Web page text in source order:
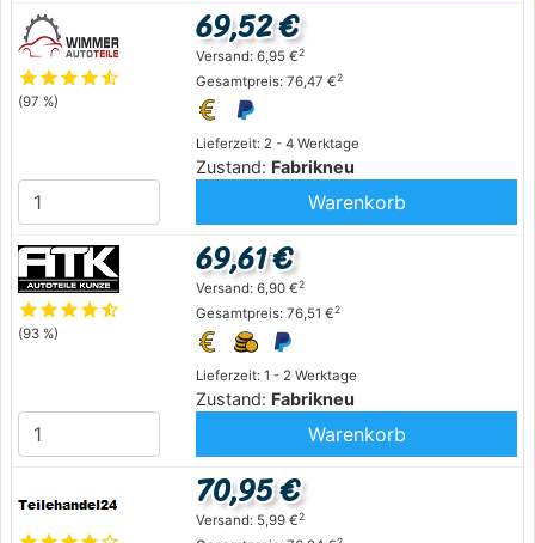
starstarstarstarstar_half
(97 %)
Lieferzeit: 2 - 4 Werktage
Zustand: Fabrikneu
69,52 €
Versand: 6,95 €2
Gesamtpreis: 76,47 €2
Warenkorb
starstarstarstarstar_half
(93 %)
Lieferzeit: 1 - 2 Werktage
Zustand: Fabrikneu
69,61 €
Versand: 6,90 €2
Gesamtpreis: 76,51 €2
Warenkorb
70,95 €
Versand: 5,99 €2